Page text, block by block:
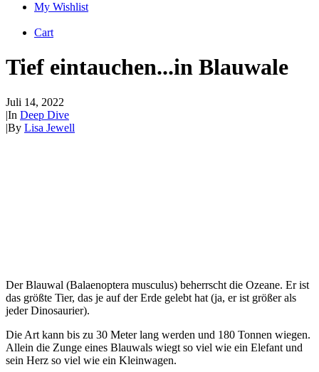
My Wishlist
Cart
Tief eintauchen...in Blauwale
Juli 14, 2022
|In Deep Dive
|By Lisa Jewell
Der Blauwal (Balaenoptera musculus) beherrscht die Ozeane. Er ist
das größte Tier, das je auf der Erde gelebt hat (ja, er ist größer als
jeder Dinosaurier).
Die Art kann bis zu 30 Meter lang werden und 180 Tonnen wiegen.
Allein die Zunge eines Blauwals wiegt so viel wie ein Elefant und
sein Herz so viel wie ein Kleinwagen.